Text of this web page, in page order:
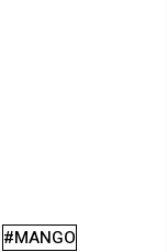
#MANGO